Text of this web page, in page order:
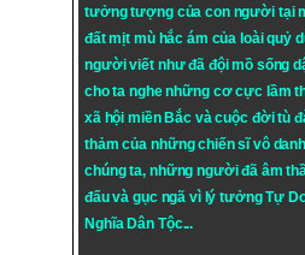
tưởng tượng của con người tại
đất mịt mù hắc ám của loài quỷ
người viết như đã đội mồ sống
cho ta nghe những cơ cực lầm
xã hội miền Bắc và cuộc đời tù
thảm của những chiến sĩ vô
chúng ta, những người đã âm
đấu và gục ngã vì lý tưởngTự
Nghĩa Dân Tộc...